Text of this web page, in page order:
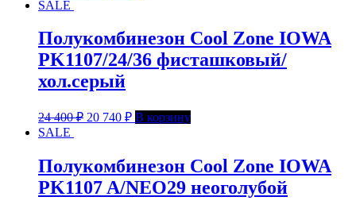
SALE
Полукомбинезон Cool Zone IOWA
PK1107/24/36 фисташковый/
хол.серый
24 400₽ 20 740 ₽ В корзину
SALE
Полукомбинезон Cool Zone IOWA
PK1107 A/NEO29 неоголубой